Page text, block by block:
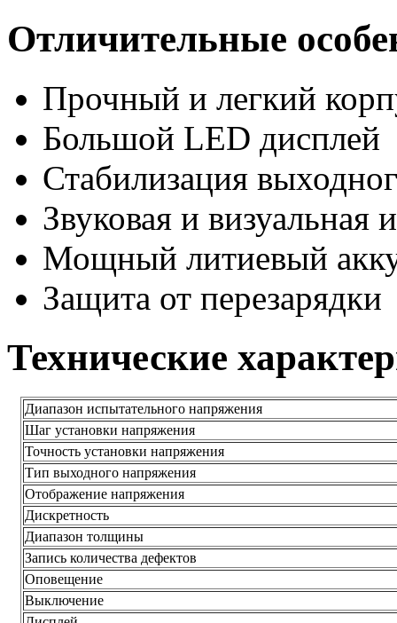
Отличительные
Прочный и легкий
Большой LED дисплей
Стабилизация
Звуковая и визуальная
Мощный литиевый
Защита от перезарядки
Технические
Диапазон испытательного напряжения
Шаг установки напряжения
Точность установки напряжения
Тип выходного напряжения
Отображение напряжения
Дискретность
Диапазон толщины
Запись количества дефектов
Оповещение
Выключение